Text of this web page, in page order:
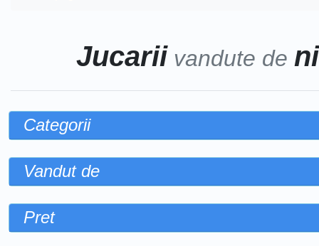
Jucarii vandute de
Categorii
Vandut de
Pret